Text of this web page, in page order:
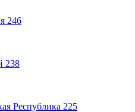
246
238
Республика 225